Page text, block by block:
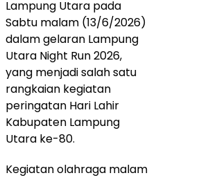
Lampung Utara pada
Sabtu malam (13/6/2026)
dalam gelaran Lampung
Utara Night Run 2026,
yang menjadi salah satu
rangkaian kegiatan
peringatan Hari Lahir
Kabupaten Lampung
Utara ke-80.
Kegiatan olahraga malam